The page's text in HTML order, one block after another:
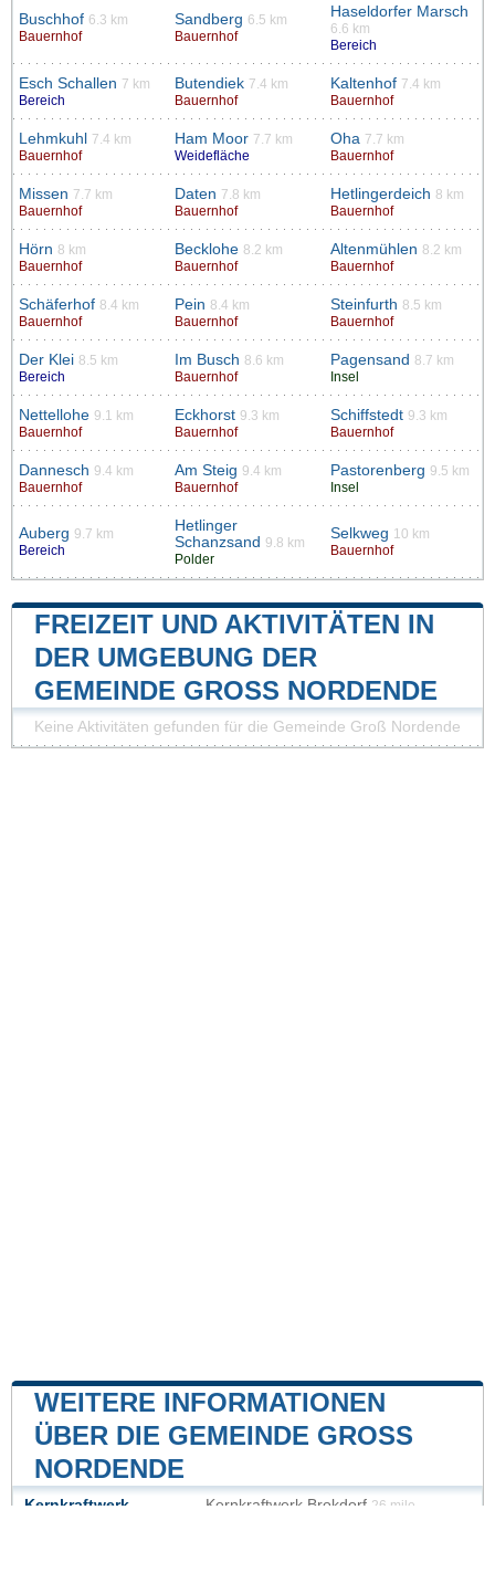
Buschhof 6.3 km
Bauernhof
Sandberg 6.5 km
Bauernhof
Haseldorfer Marsch
6.6 km
Bereich
Esch Schallen 7 km
Bereich
Butendiek 7.4 km
Bauernhof
Kaltenhof 7.4 km
Bauernhof
Lehmkuhl
7.4 km
Bauernhof
Ham Moor 7.7 km
Weidefläche
Oha 7.7 km
Bauernhof
Missen 7.7 km
Bauernhof
Daten 7.8 km
Bauernhof
Hetlingerdeich 8 km
Bauernhof
Hörn 8 km
Bauernhof
Becklohe 8.2 km
Bauernhof
Altenmühlen 8.2 km
Bauernhof
Schäferhof 8.4 km
Bauernhof
Pein 8.4 km
Bauernhof
Steinfurth 8.5 km
Bauernhof
Der Klei 8.5 km
Bereich
Im Busch 8.6 km
Bauernhof
Pagensand 8.7 km
Insel
Nettellohe 9.1 km
Bauernhof
Eckhorst 9.3 km
Bauernhof
Schiffstedt 9.3 km
Bauernhof
Dannesch 9.4 km
Bauernhof
Am Steig 9.4 km
Bauernhof
Pastorenberg 9.5 km
Insel
Auberg 9.7 km
Bereich
Hetlinger
Schanzsand 9.8 km
Polder
Selkweg 10 km
Bauernhof
FREIZEIT UND AKTIVITÄTEN IN
DER UMGEBUNG DER
GEMEINDE GROSS NORDENDE
Keine Aktivitäten gefunden für die Gemeinde Groß Nordende
WEITERE INFORMATIONEN
ÜBER DIE GEMEINDE GROSS N
ORDENDE
Kernkraftwerk Kernkraftwerk Brokdorf 26 mile